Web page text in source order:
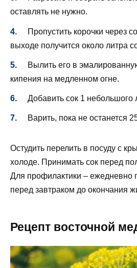
оставлять не нужно.
Пропустить корочки через
выходе получится около литра
Вылить его в
кипения на медленном огне.
Добавить сок 1 небольшого
Варить, пока не останется
Остудить перелить в посуду с
холоде. Принимать сок перед
Для профилактики – ежедневно
перед завтраком до окончания
Рецепт восточной